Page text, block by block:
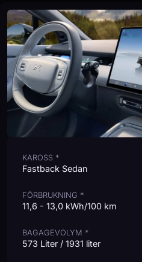
KAROSS *
Fastback Sedan
FÖRBRUKNING *
11,6 - 13,0 kWh/100 km
BAGAGEVOLYM *
573 Liter / 1931 liter